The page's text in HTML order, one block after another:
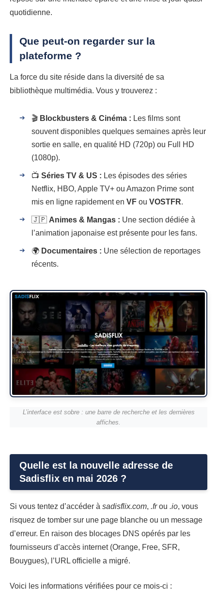
quotidienne.
Que peut-on regarder sur la
plateforme ?
La force du site réside dans la diversité de sa
bibliothèque multimédia. Vous y trouverez :
🎬 Blockbusters & Cinéma : Les films sont
souvent disponibles quelques semaines après leur
sortie en salle, en qualité HD (720p) ou Full HD
(1080p).
📺 Séries TV & US : Les épisodes des séries
Netflix, HBO, Apple TV+ ou Amazon Prime sont
mis en ligne rapidement en VF ou VOSTFR.
🇯🇵 Animes & Mangas : Une section dédiée à
l’animation japonaise est présente pour les fans.
🌍 Documentaires : Une sélection de reportages
récents.
L’interface est sobre : une barre de recherche et les dernières
affiches.
Quelle est la nouvelle adresse de
Sadisflix en mai 2026 ?
Si vous tentez d’accéder à sadisflix.com, .frou .io, vous
risquez de tomber sur une page blanche ou un message
d’erreur. En raison des blocages DNS opérés par les
fournisseurs d’accès internet (Orange, Free, SFR,
Bouygues), l’URL officielle a migré.
Voici les informations vérifiées pour ce mois-ci :